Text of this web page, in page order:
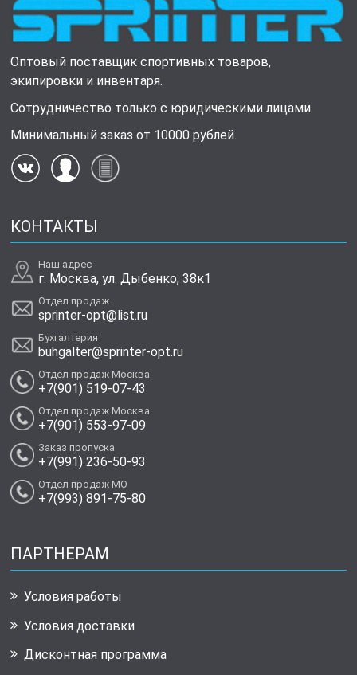
Оптовый поставщик спортивных товаров,
экипировки и инвентаря.
Сотрудничество только с юридическими лицами.
Минимальный заказ от 10000 рублей.
КОНТАКТЫ
Наш адрес
г. Москва, ул. Дыбенко, 38к1
Отдел продаж
sprinter-opt@list.ru
Бухгалтерия
buhgalter@sprinter-opt.ru
Отдел продаж Москва
+7(901) 519-07-43
Отдел продаж Москва
+7(901) 553-97-09
Заказ пропуска
+7(991) 236-50-93
Отдел продаж МО
+7(993) 891-75-80
ПАРТНЕРАМ
Условия работы
Условия доставки
Дисконтная программа